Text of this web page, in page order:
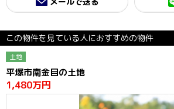
この物件を見ている人におすすめの物件
土地
平塚市南金目の土地
1,480万円